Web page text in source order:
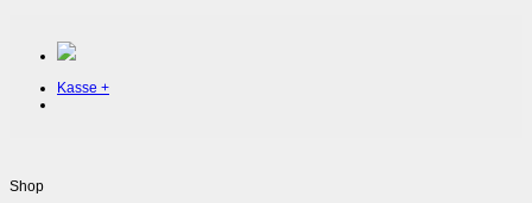
Kasse +
Shop